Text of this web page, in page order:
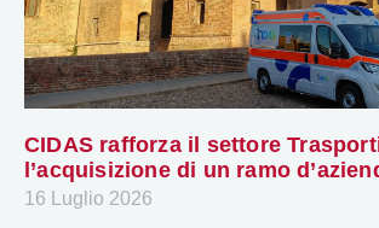
CIDAS rafforza il settore
l’acquisizione di un ramo
16 Luglio 2026